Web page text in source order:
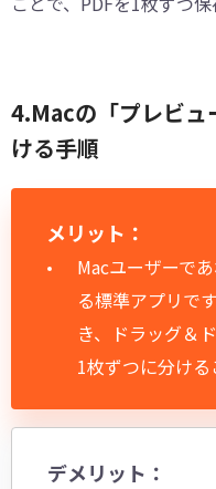
4.Macの「プレビュ
ける手順
メリット：
Macユーザーで
る標準アプリで
き、ドラッグ＆
1枚ずつに分ける
デメリット：